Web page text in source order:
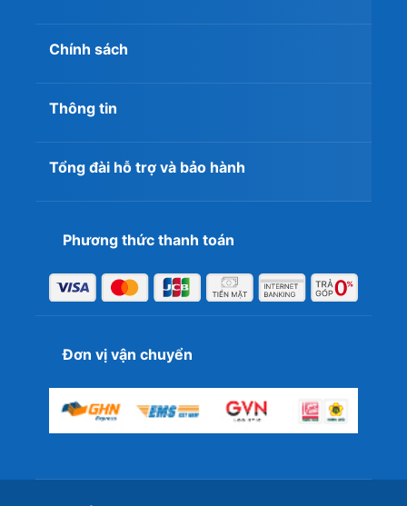
Chính sách
Thông tin
Tổng đài hỗ trợ và bảo hành
Phương thức thanh toán
Đơn vị vận chuyển